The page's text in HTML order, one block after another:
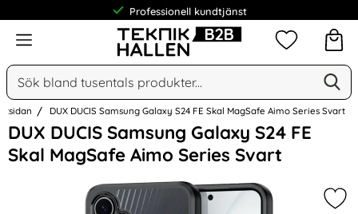
Professionell kundtjänst
Meny
Sök
Sök på Narse Group AB
Mina
DUX DUCIS Samsung Galaxy S24 FE Skal MagSafe Aimo Series Svart
DUX DUCIS Samsung Galaxy S24 FE
Skal MagSafe Aimo Series Svart
Hoppa
över
Bilder